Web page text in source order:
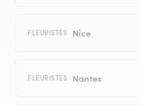
FLEURISTES Nice
FLEURISTES Nantes